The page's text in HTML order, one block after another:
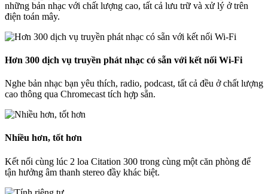
những bản nhạc với chất lượng cao, tất cả lưu trữ và xử lý ở trên
điện toán mây.
Hơn 300 dịch vụ truyền phát nhạc có sẵn với kết nối Wi-Fi
Nghe bản nhạc bạn yêu thích, radio, podcast, tất cả đều ở chất lượng
cao thông qua Chromecast tích hợp sẵn.
Nhiều hơn, tốt hơn
Kết nối cùng lúc 2 loa Citation 300 trong cùng một căn phòng để
tận hưởng âm thanh stereo đầy khác biệt.